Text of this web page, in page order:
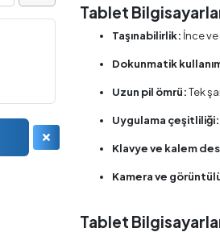
Tablet
Taşınabilirlik: İnce
Dokunmatik
Uzun pil ömrü:Tek
Uygulama çeşitliliği:
Klavye ve kalem
Kamera ve
Tablet